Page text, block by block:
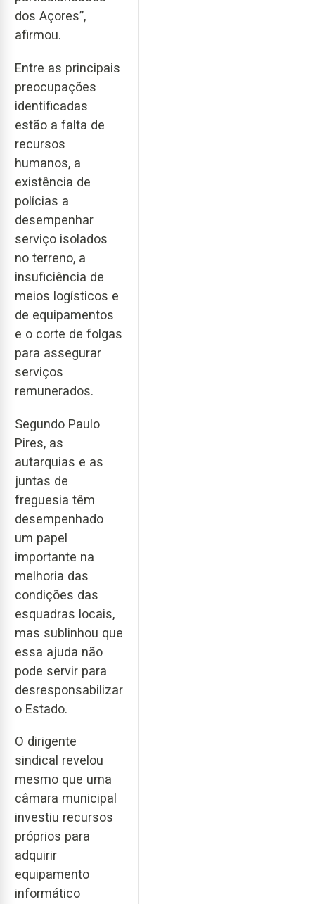
dos Açores”,
afirmou.
Entre as principais
preocupações
identificadas
estão a falta de
recursos
humanos, a
existência de
polícias a
desempenhar
serviço isolados
no terreno, a
insuficiência de
meios logísticos e
de equipamentos
e o corte de folgas
para assegurar
serviços
remunerados.
Segundo Paulo
Pires, as
autarquias e as
juntas de
freguesia têm
desempenhado
um papel
importante na
melhoria das
condições das
esquadras locais,
mas sublinhou que
essa ajuda não
pode servir para
desresponsabilizar
o Estado.
O dirigente
sindical revelou
mesmo que uma
câmara municipal
investiu recursos
próprios para
adquirir
equipamento
informático